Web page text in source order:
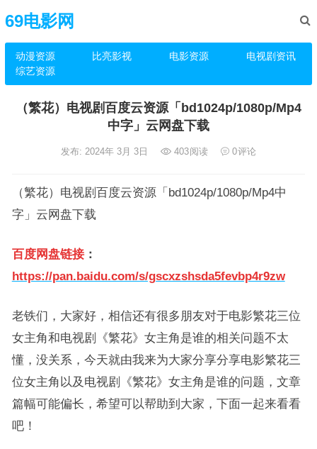
69电影网
动漫资源 比亮影视 电影资源
电视剧资讯
综艺资源
（繁花）电视剧百度云资源「bd1024p/1080p/Mp4
中字」云网盘下载
发布: 2024年 3月 3日 403阅读 0评论
（繁花）电视剧百度云资源「bd1024p/1080p/Mp4中
字」云网盘下载
百度网盘链接：
https://pan.baidu.com/s/gscxzshsda5fevbp4r9zw
老铁们，大家好，相信还有很多朋友对于电影繁花三位
女主角和电视剧《繁花》女主角是谁的相关问题不太
懂，没关系，今天就由我来为大家分享分享电影繁花三
位女主角以及电视剧《繁花》女主角是谁的问题，文章
篇幅可能偏长，希望可以帮助到大家，下面一起来看看
吧！